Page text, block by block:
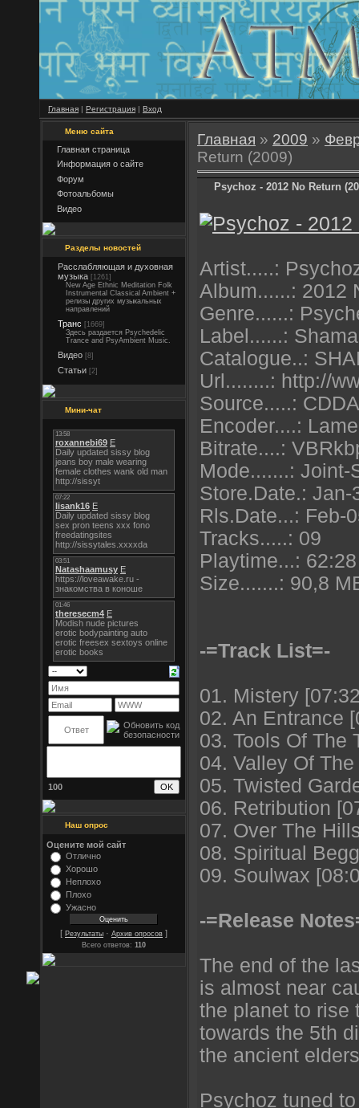
Главная | Регистрация | Вход
Меню сайта
Главная страница
Информация о сайте
Форум
Фотоальбомы
Видео
Разделы новостей
Расслабляющая и духовная
музыка [1261]
New Age Ethnic Meditation Folk
Instrumental Classical Ambient +
релизы других музыкальных
направлений
Транс [1669]
Здесь раздается Psychedelic
Trance and PsyAmbient Music.
Видео [8]
Статьи [2]
Мини-чат
100
Наш опрос
Оцените мой сайт
Отлично
Хорошо
Неплохо
Плохо
Ужасно
[ Результаты · Архив опросов ]
Всего ответов: 110
Главная » 2009 »
Return (2009)
Psychoz - 2012 No Return
Artist.....:
Album......: 2012
Genre......:
Label......:
Catalogue..:
Url........: http://
Source.....: CDDA
Encoder....:
Bitrate....:
Mode.......: Joint-
Store.Date.: Jan-
Rls.Date...: Feb-
Tracks.....: 09
Playtime...:
Size.......: 90,8
-=Track List=-
01. Mistery
02. An Entrance
03. Tools Of The
04. Valley Of
05. Twisted
06. Retribution
07. Over The
08. Spiritual
09. Soulwax
-=Release
The end of the
is almost near
the planet to rise
towards the 5th
the ancient
Psychoz tuned